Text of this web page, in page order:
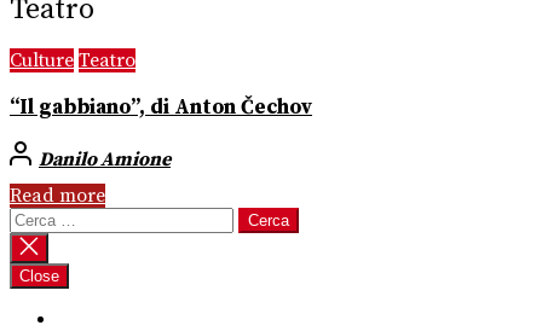
Teatro
Culture Teatro
“Il gabbiano”, di Anton Čechov
Danilo Amione
Read more
Ricerca
per:
Close